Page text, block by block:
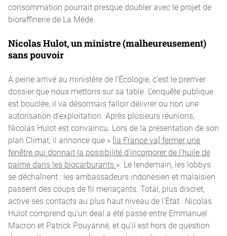
consommation pourrait presque doubler avec le projet de
bioraffinerie de La Mède.
Nicolas Hulot, un ministre (malheureusement)
sans pouvoir
A peine arrivé au ministère de l’Écologie, c’est le premier
dossier que nous mettons sur sa table. L’enquête publique
est bouclée, il va désormais falloir délivrer ou non une
autorisation d’exploitation. Après plusieurs réunions,
Nicolas Hulot est convaincu. Lors de la présentation de son
plan Climat, il annonce que « [la France va] fermer une
fenêtre qui donnait la possibilité d’incorporer de l’huile de
palme dans les biocarburants ». Le lendemain, les lobbys
se déchaînent : les ambassadeurs indonésien et malaisien
passent des coups de fil menaçants. Total, plus discret,
active ses contacts au plus haut niveau de l’État : Nicolas
Hulot comprend qu’un deal a été passé entre Emmanuel
Macron et Patrick Pouyanné, et qu’il est hors de question